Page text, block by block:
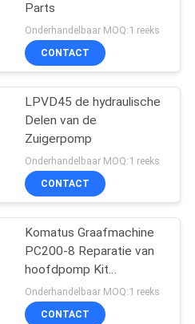
Parts
Onderhandelbaar MOQ:1 reeks
CONTACT
LPVD45 de hydraulische
Delen van de
Zuigerpomp
Onderhandelbaar MOQ:1 reeks
CONTACT
Komatus Graafmachine
PC200-8 Reparatie van
hoofdpomp Kit
Hydraulische pomp
Onderdeel zuigerpomp
Onderhandelbaar MOQ:1 reeks
CONTACT